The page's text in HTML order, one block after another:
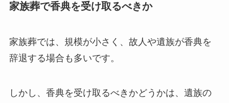
家族葬で香典を受け取るべきか
家族葬では、規模が小さく、故人や遺族が香典を
辞退する場合も多いです。
しかし、香典を受け取るべきかどうかは、遺族の